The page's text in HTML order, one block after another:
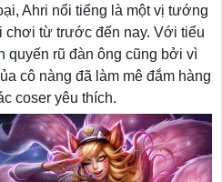
Ahri nổi tiếng là một vị tướng
chơi từ trước đến nay. Với tiểu
quyến rũ đàn ông cũng bởi vì
cô nàng đã làm mê đắm hàng
coser yêu thích.